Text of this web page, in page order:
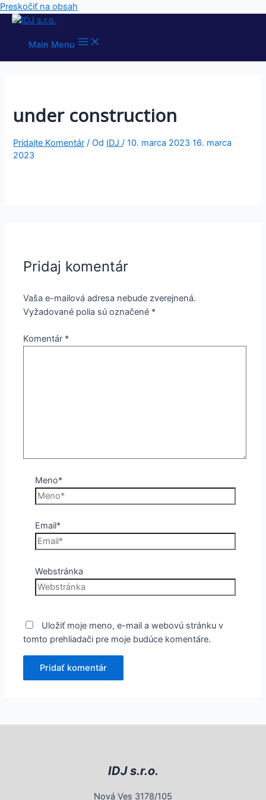
Preskočiť na obsah
Main Menu
under construction
Pridajte Komentár / Od IDJ /10. marca 2023 16. marca
2023
Pridaj komentár
Vaša e-mailová adresa nebude zverejnená.
Vyžadované polia sú označené *
Komentár *
Meno*
Email*
Webstránka
Uložiť moje meno, e-mail a webovú stránku v
tomto prehliadači pre moje budúce komentáre.
IDJ s.r.o.
Nová Ves 3178/105